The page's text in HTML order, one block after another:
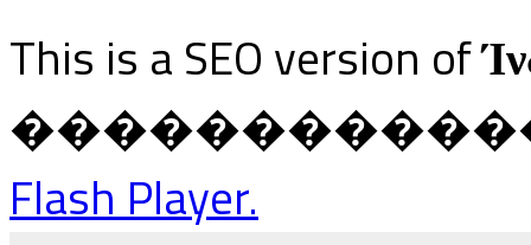
This is a SEO version of
������������
Flash Player.